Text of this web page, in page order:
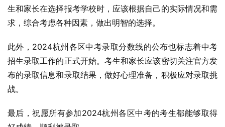
生和家长在选择报考学校时，应该根据自己的实际情况和需
求，综合考虑各种因素，做出明智的选择。
此外，2024杭州各区中考录取分数线的公布也标志着中考
招生录取工作的正式开始。考生和家长应该密切关注官方发
布的录取信息和录取结果，做好心理准备，积极应对录取挑
战。
最后，祝愿所有参加2024杭州各区中考的考生都能够取得